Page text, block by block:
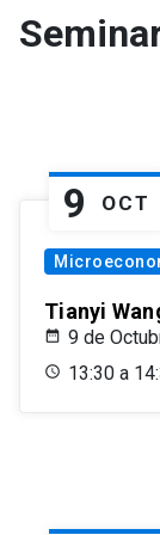
9 OCT
Tianyi
9 de
13:30 a